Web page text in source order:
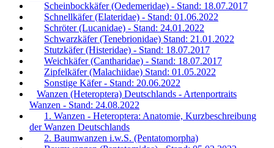
Scheinbockkäfer (Oedemeridae) - Stand: 18.07.2017
Schnellkäfer (Elateridae) - Stand: 01.06.2022
Schröter (Lucanidae) - Stand: 24.01.2022
Schwarzkäfer (Tenebrionidae) Stand: 21.01.2022
Stutzkäfer (Histeridae) - Stand: 18.07.2017
Weichkäfer (Cantharidae) - Stand: 18.07.2017
Zipfelkäfer (Malachiidae) Stand: 01.05.2022
Sonstige Käfer - Stand: 20.06.2022
Wanzen (Heteroptera) Deutschlands - Artenportraits
Wanzen - Stand: 24.08.2022
1. Wanzen - Heteroptera: Anatomie, Kurzbeschreibung
der Wanzen Deutschlands
2. Baumwanzen i.w.S. (Pentatomorpha)